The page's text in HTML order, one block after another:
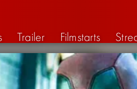
Trailer Filmstarts